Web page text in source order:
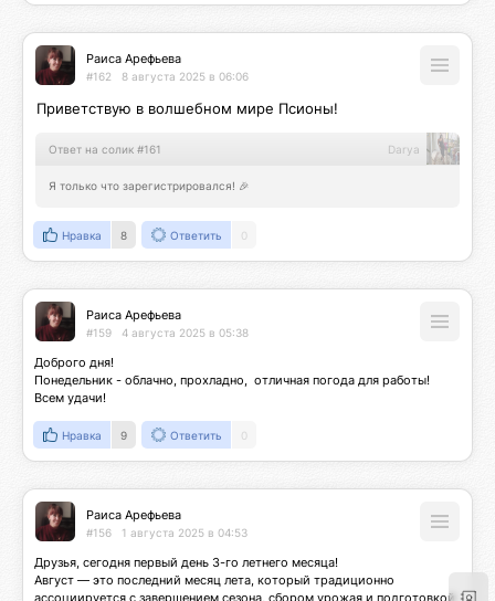
Раиса Арефьева
#162 8 августа 2025 в 06:06
Приветствую в волшебном мире Псионы!
Ответ на солик #161 Darya
Я только что зарегистрировался! 🎉
Нравка 8 Ответить 0
Раиса Арефьева
#159 4 августа 2025 в 05:38
Доброго дня!
Понедельник - облачно, прохладно,  отличная погода для работы!
Всем удачи!
Нравка 9 Ответить 0
Раиса Арефьева
#156 1 августа 2025 в 04:53
Друзья, сегодня первый день 3-го летнего месяца!
Август — это последний месяц лета, который традиционно